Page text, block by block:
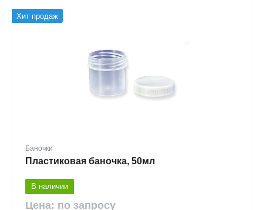
Хит продаж
Баночки
Пластиковая баночка, 50мл
В наличии
Цена: по запросу